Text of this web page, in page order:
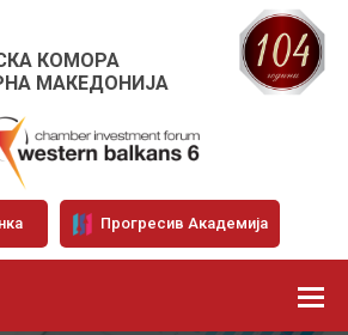
КОМОРА
МАКЕДОНИЈА
Прогресив Академија